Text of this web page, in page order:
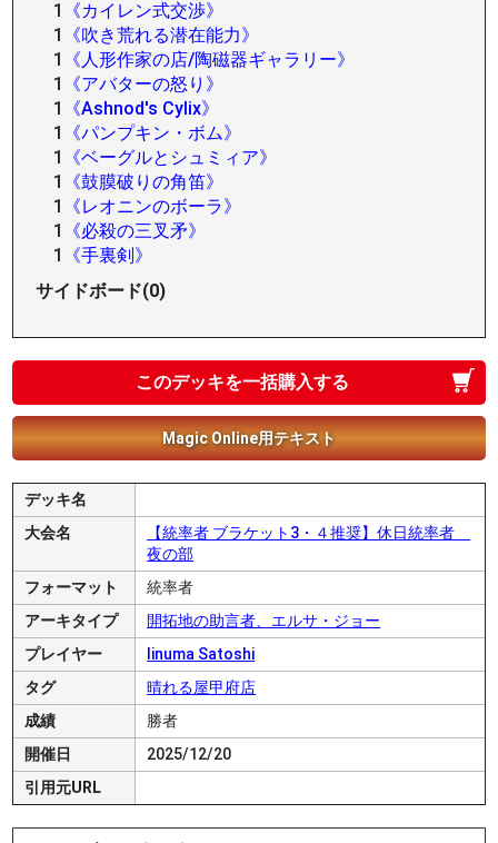
1
《カイレン式交渉》
1
《吹き荒れる潜在能力》
1
《人形作家の店/陶磁器ギャラリー》
1
《アバターの怒り》
1
《Ashnod's Cylix》
1
《パンプキン・ボム》
1
《ベーグルとシュミィア》
1
《鼓膜破りの角笛》
1
《レオニンのボーラ》
1
《必殺の三叉矛》
1
《手裏剣》
サイドボード(0)
このデッキを一括購入する
Magic Online用テキスト
デッキ名
大会名
【統率者 ブラケット3・４推奨】休日統率者
夜の部
フォーマット
統率者
アーキタイプ
開拓地の助言者、エルサ・ジョー
プレイヤー
Iinuma Satoshi
タグ
晴れる屋甲府店
成績
勝者
開催日
2025/12/20
引用元URL